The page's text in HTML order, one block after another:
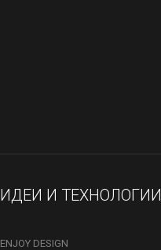
ИДЕИ И ТЕХНОЛОГИИ
ENJOY DESIGN